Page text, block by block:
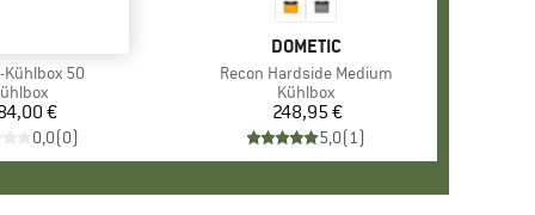
Kühlbox 50
Preis
€
0,0(0)
MARKE
DOMETIC
Artikel
Recon Hardside Medium
Produktgruppe
Kühlbox
Preis
248,95 €
5,0(1)